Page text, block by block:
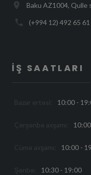
Baku AZ1004, Qulle
(+994 12) 492 65 61
İŞ SAATLARI
Bazar ertəsi: 10:00 -
Çərşənbə axşamı:
Cümə axşamı: 10:00 -
Şənbə: 10:30 - 19:00